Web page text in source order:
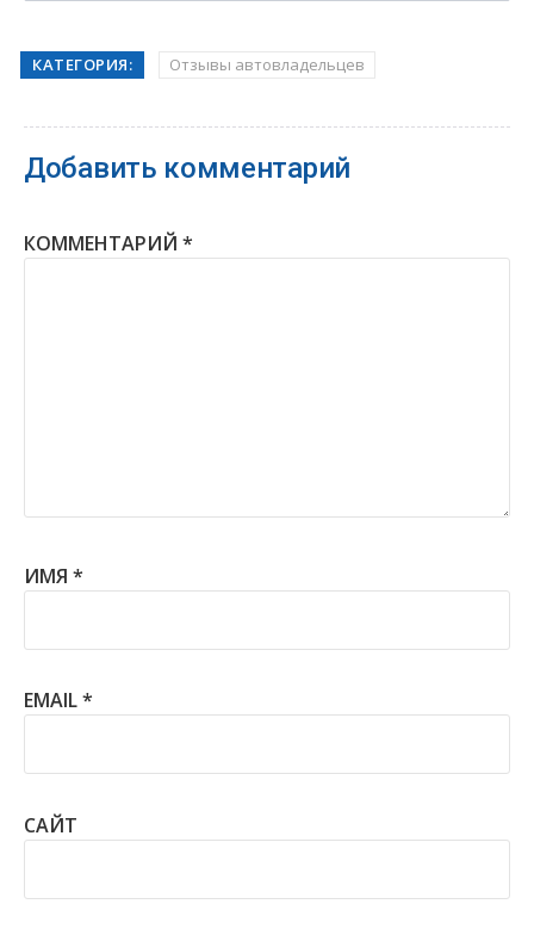
КАТЕГОРИЯ: Отзывы автовладельцев
Добавить комментарий
КОММЕНТАРИЙ *
ИМЯ *
EMAIL*
САЙТ